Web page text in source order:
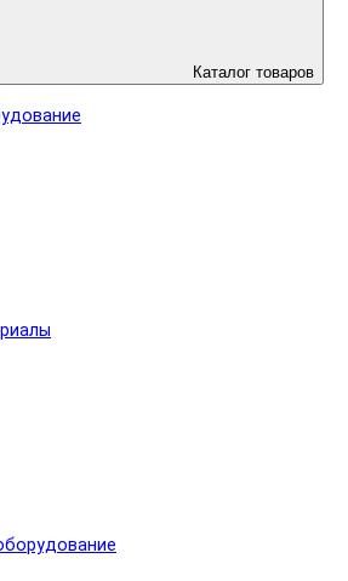
Каталог товаров